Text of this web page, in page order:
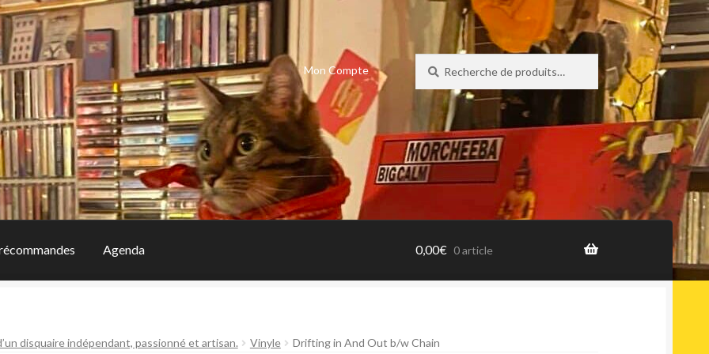
Mon Compte
pour :
Agenda 0,00€ 0 article
disquaire indépendant, passionné et artisan. Vinyle Drifting in And Out b/w Chain